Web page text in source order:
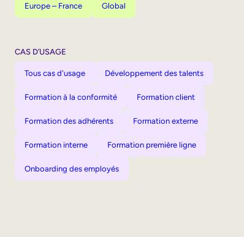
Europe – France Global
CAS D’USAGE
Tous cas d'usage Développement des talents
Formation à la conformité Formation client
Formation des adhérents Formation externe
Formation interne Formation première ligne
Onboarding des employés